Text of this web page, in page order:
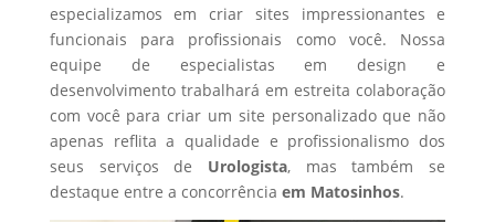
especializamos em criar sites impressionantes e
funcionais para profissionais como você. Nossa
equipe de especialistas em design e
desenvolvimento trabalhará em estreita colaboração
com você para criar um site personalizado que não
apenas reflita a qualidade e profissionalismo dos
seus serviços de Urologista, mas também se
destaque entre a concorrência em Matosinhos.